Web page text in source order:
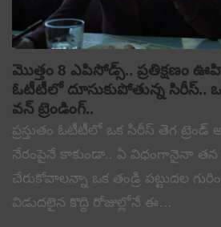
మొత్తం 8 ఎపిసోడ్స్.. ప్రతిక్షణం
ఓటీటీలో దూసుకుపోతున్న సిరీస్..
వన్ ట్రెండింగ్..
ప్రస్తుతం ఓటీటీలో ఒక సిరీస్ తెగ ట్రెండ్
నేరంపైనే కాకుండా.. ఏ విధంగానైనా తన
చేరుకోవాలన్నా ఒక తండ్రి పట్టుదల
విడుదలైన కొద్ది రోజుల్లోనే ఈ…